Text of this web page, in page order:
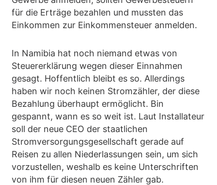
für die Erträge bezahlen und mussten das
Einkommen zur Einkommensteuer anmelden.
In Namibia hat noch niemand etwas von
Steuererklärung wegen dieser Einnahmen
gesagt. Hoffentlich bleibt es so. Allerdings
haben wir noch keinen Stromzähler, der diese
Bezahlung überhaupt ermöglicht. Bin
gespannt, wann es so weit ist. Laut Installateur
soll der neue CEO der staatlichen
Stromversorgungsgesellschaft gerade auf
Reisen zu allen Niederlassungen sein, um sich
vorzustellen, weshalb es keine Unterschriften
von ihm für diesen neuen Zähler gab.